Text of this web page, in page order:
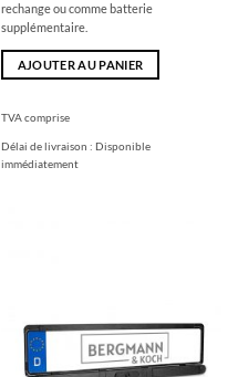
rechange ou comme batterie
supplémentaire.
AJOUTER AU PANIER
TVA comprise
Délai de livraison : Disponible
immédiatement